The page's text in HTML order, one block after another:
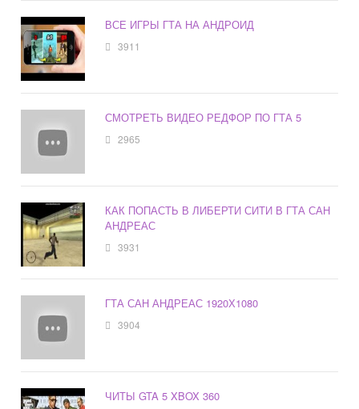
ВСЕ ИГРЫ ГТА НА АНДРОИД
3911
СМОТРЕТЬ ВИДЕО РЕДФОР ПО ГТА 5
2965
КАК ПОПАСТЬ В ЛИБЕРТИ СИТИ В ГТА САН
АНДРЕАС
3931
ГТА САН АНДРЕАС 1920Х1080
3904
ЧИТЫ GTA 5 XBOX 360